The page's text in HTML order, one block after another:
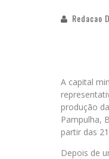
Redacao
A capital
produção da
Pampulha,
partir das
Depois de